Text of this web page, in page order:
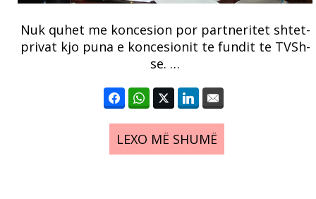
Nuk quhet me koncesion por partneritet shtet-
privat kjo puna e koncesionit te fundit te TVSh-
se. …
LEXO MË SHUMË